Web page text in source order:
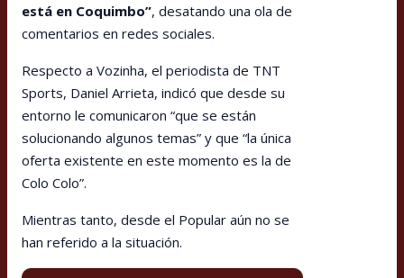
está en Coquimbo”, desatando una ola de
comentarios en redes sociales.
Respecto a Vozinha, el periodista de TNT
Sports, Daniel Arrieta, indicó que desde su
entorno le comunicaron “que se están
solucionando algunos temas” y que “la única
oferta existente en este momento es la de
Colo Colo”.
Mientras tanto, desde el Popular aún no se
han referido a la situación.